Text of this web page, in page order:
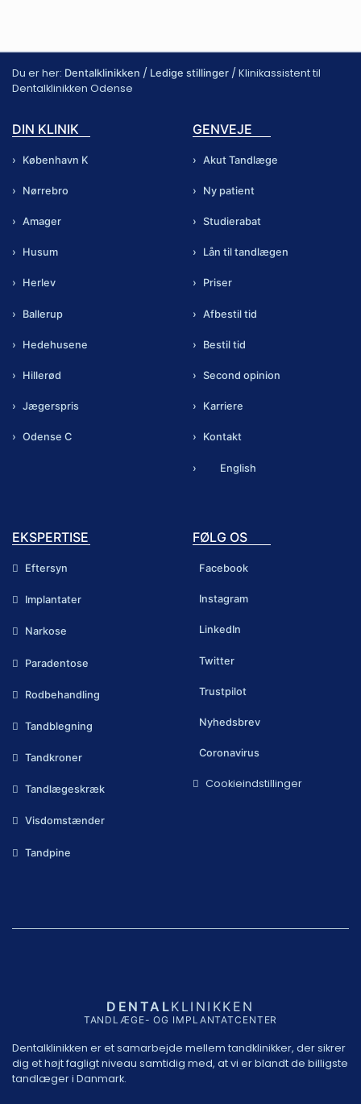
Du er her: Dentalklinikken / Ledige stillinger / Klinikassistent til
Dentalklinikken Odense
DIN KLINIK
København K
Nørrebro
Amager
Husum
Herlev
Ballerup
Hedehusene
Hillerød
Jægerspris
Odense C
GENVEJE
Akut Tandlæge
Ny patient
Studierabat
Lån til tandlægen
Priser
Afbestil tid
Bestil tid
Second opinion
Karriere
Kontakt
English
EKSPERTISE
Eftersyn
Implantater
Narkose
Paradentose
Rodbehandling
Tandblegning
Tandkroner
Tandlægeskræk
Visdomstænder
Tandpine
FØLG OS
Facebook
Instagram
LinkedIn
Twitter
Trustpilot
Nyhedsbrev
Coronavirus
Cookieindstillinger
DENTALKLINIKKEN
TANDLÆGE- OG IMPLANTATCENTER
Dentalklinikken er et samarbejde mellem tandklinikker, der sikrer
dig et højt fagligt niveau samtidig med, at vi er blandt de billigste
tandlæger i Danmark.